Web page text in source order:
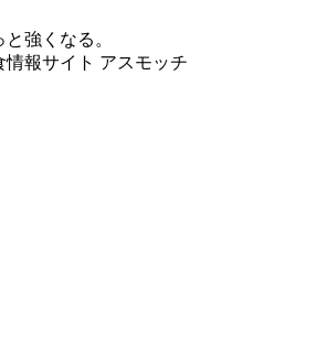
強くなる。
報サイト アスモッチ